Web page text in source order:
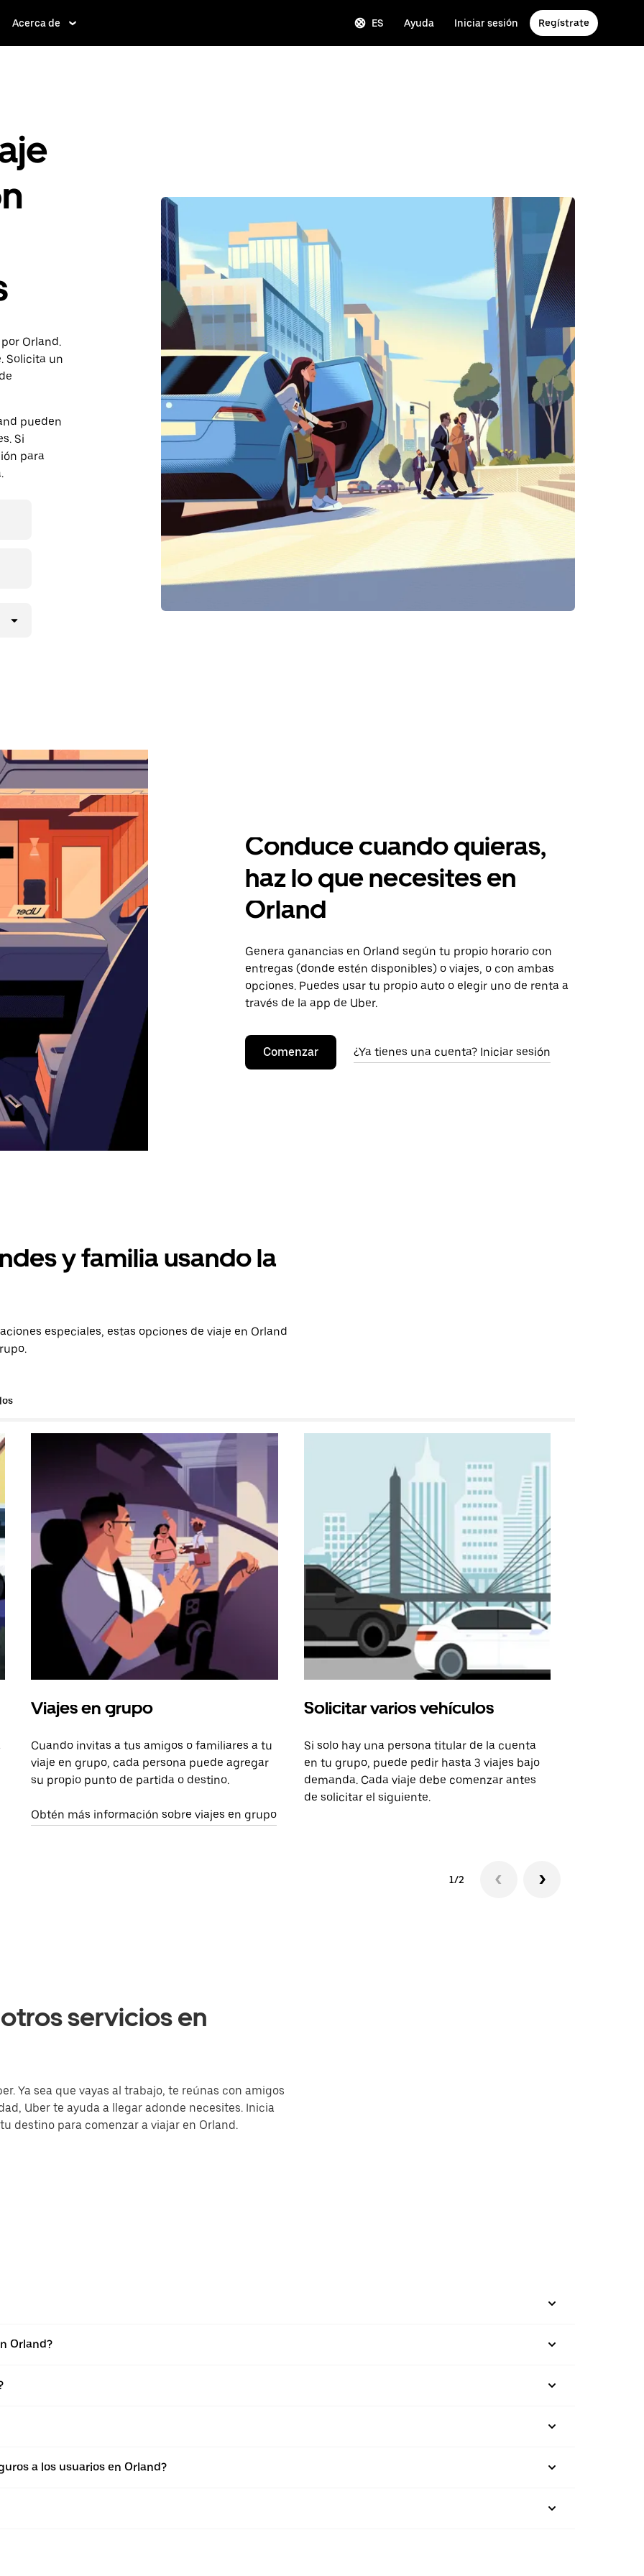
Acerca de ES Ayuda Iniciar sesión Regístrate
Orland.
Solicita un
pueden
Si
para
Conduce cuando quieras,
haz lo que necesites en
Orland
Genera ganancias en Orland según tu propio horario con
entregas (donde estén disponibles) o viajes, o con ambas
opciones. Puedes usar tu propio auto o elegir uno de renta a
través de la app de Uber.
Comenzar ¿Ya tienes una cuenta? Iniciar sesión
y familia usando la
especiales, estas opciones de viaje en Orland
Viajes en grupo
Cuando invitas a tus amigos o familiares a tu
viaje en grupo, cada persona puede agregar
su propio punto de partida o destino.
Obtén más información sobre viajes en grupo
Solicitar varios vehículos
Si solo hay una persona titular de la cuenta
en tu grupo, puede pedir hasta 3 viajes bajo
demanda. Cada viaje debe comenzar antes
de solicitar el siguiente.
1/2
servicios en
Ya sea que vayas al trabajo, te reúnas con amigos
Uber te ayuda a llegar adonde necesites. Inicia
destino para comenzar a viajar en Orland.
Orland?
a los usuarios en Orland?